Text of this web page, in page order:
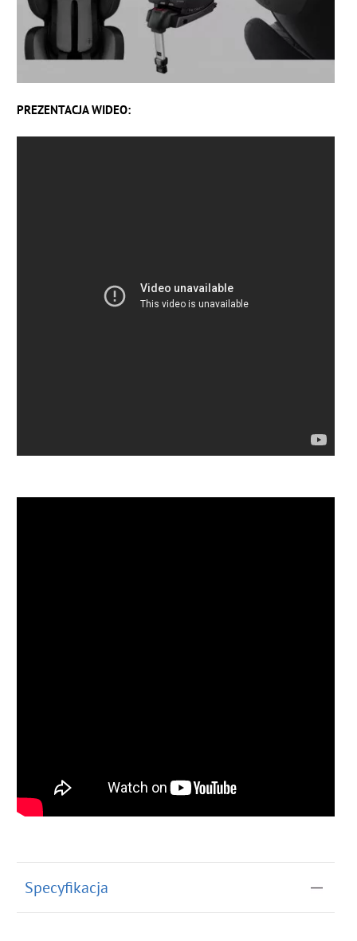
PREZENTACJA WIDEO:
Specyfikacja